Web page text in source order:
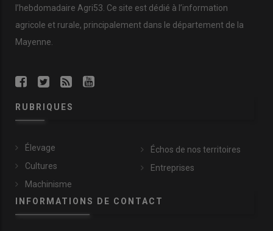
l’hebdomadaire Agri53. Ce site est dédié à l’information
agricole et rurale, principalement dans le département de la
Mayenne.
RUBRIQUES
Élevage
Cultures
Machinisme
Échos de nos territoires
Entreprises
INFORMATIONS DE CONTACT